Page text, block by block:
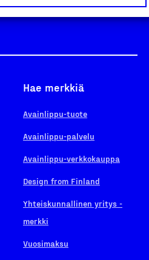
Hae merkkiä
Avainlippu-tuote
Avainlippu-palvelu
Avainlippu-verkkokauppa
Design from Finland
Yhteiskunnallinen yritys -
merkki
Vuosimaksu